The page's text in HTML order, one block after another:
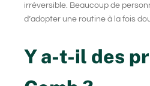
irréversible. Beaucoup de
d’adopter une routine à la fois
Y a-t-il des